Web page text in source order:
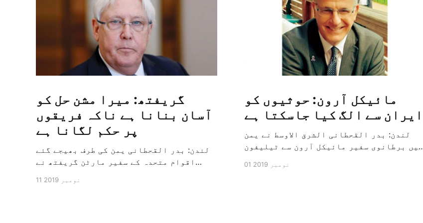
گریفتھ: میرا مشن حل کو
آسان بنانا ہے ناکہ فریقوں
پر حکم لگانا ہے
لندن: بدر القحطانی یمن کی طرف بھیجے گئے
اقوام متحدہ کے سفیر مارٹن گریفتھ نے
خاتمہ کے لئے ثالثی اور اس کشمکش کی
11 نومبر 2019
مائیکل آرون: حوثیوں کو
ایران سے الگ کیا جاسکتا ہے
لندن: بدر القحطانی الشرق الاوسط نے یمن
میں برطانوی سفیر مائیکل آرون سے ٹیلیفون
کہ کیا ایران کو حوثیوں سے الگ کیا جاسکتا
01 نومبر 2019